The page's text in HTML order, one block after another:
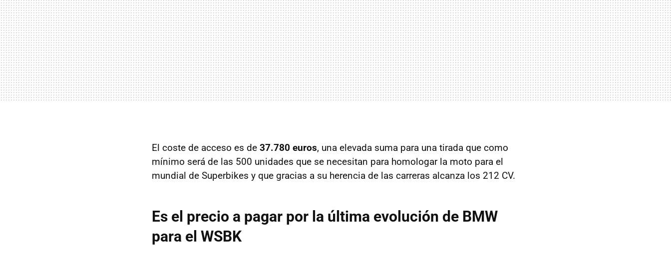
El coste de acceso es de 37.780 euros, una elevada suma para una tirada que como
mínimo será de las 500 unidades que se necesitan para homologar la moto para el
mundial de Superbikes y que gracias a su herencia de las carreras alcanza los 212 CV.
Es el precio a pagar por la última evolución de BMW
para el WSBK